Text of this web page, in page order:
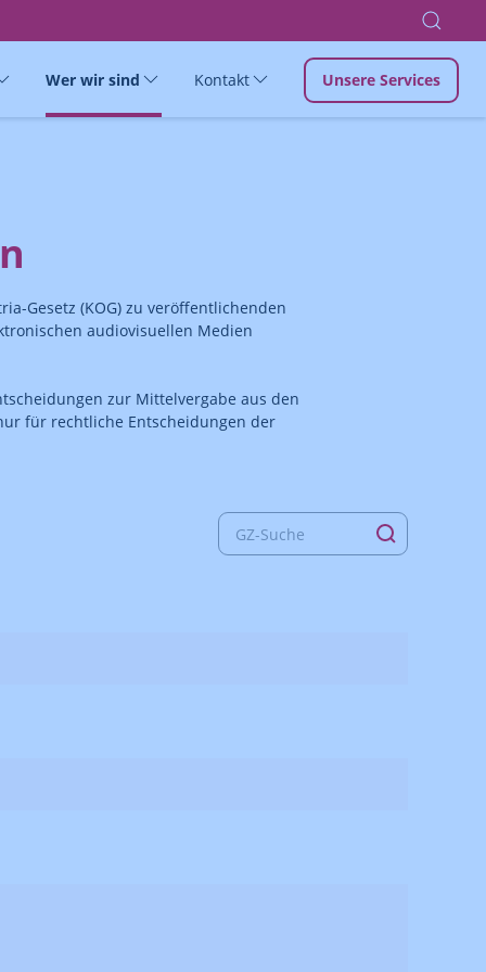
Wer wir sind Kontakt Unsere Services
Gesetz (KOG) zu veröffentlichenden
audiovisuellen Medien
zur Mittelvergabe aus den
für rechtliche Entscheidungen der